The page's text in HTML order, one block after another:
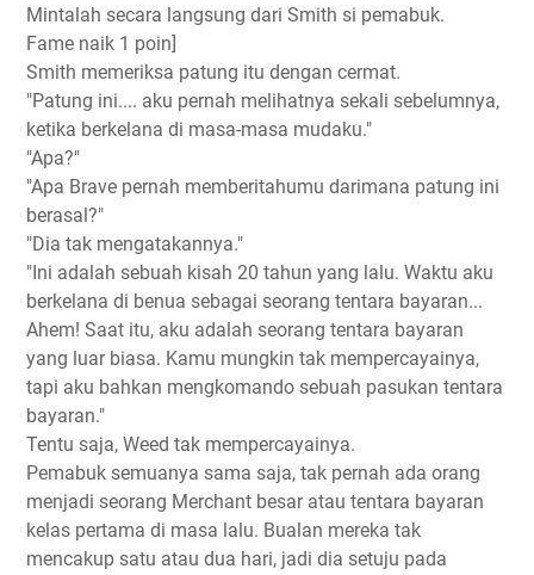
Mintalah secara langsung dari Smith si pemabuk.
Fame naik 1 poin]
Smith memeriksa patung itu dengan cermat.
"Patung ini.... aku pernah melihatnya sekali sebelumnya,
ketika berkelana di masa-masa mudaku."
"Apa?"
"Apa Brave pernah memberitahumu darimana patung ini
berasal?"
"Dia tak mengatakannya."
"Ini adalah sebuah kisah 20 tahun yang lalu. Waktu aku
berkelana di benua sebagai seorang tentara bayaran...
Ahem! Saat itu, aku adalah seorang tentara bayaran
yang luar biasa. Kamu mungkin tak mempercayainya,
tapi aku bahkan mengkomando sebuah pasukan tentara
bayaran."
Tentu saja, Weed tak mempercayainya.
Pemabuk semuanya sama saja, tak pernah ada orang
menjadi seorang Merchant besar atau tentara bayaran
kelas pertama di masa lalu. Bualan mereka tak
mencakup satu atau dua hari, jadi dia setuju pada